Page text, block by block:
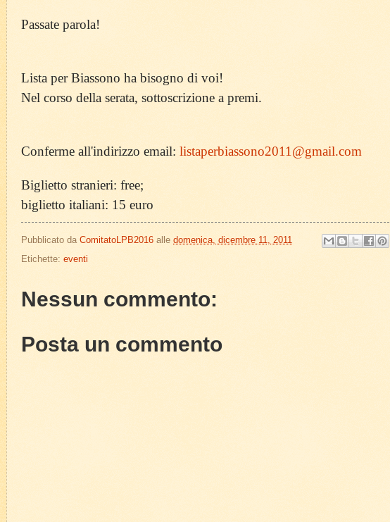
Passate parola!
Lista per Biassono ha bisogno di voi!
Nel corso della serata, sottoscrizione a premi.
Conferme all'indirizzo email: listaperbiassono2011@gmail.com
Biglietto stranieri: free;
biglietto italiani: 15 euro
Pubblicato da ComitatoLPB2016 alle domenica, dicembre 11, 2011
Etichette: eventi
Nessun commento:
Posta un commento